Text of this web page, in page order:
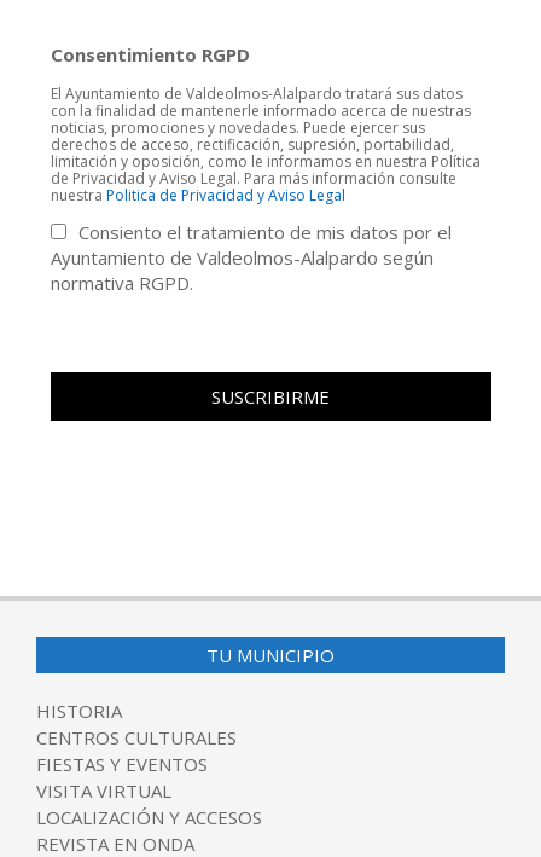
Consentimiento RGPD
El Ayuntamiento de Valdeolmos-Alalpardo tratará sus datos
con la finalidad de mantenerle informado acerca de nuestras
noticias, promociones y novedades. Puede ejercer sus
derechos de acceso, rectificación, supresión, portabilidad,
limitación y oposición, como le informamos en nuestra Política
de Privacidad y Aviso Legal. Para más información consulte
nuestra Politica de Privacidad y Aviso Legal
Consiento el tratamiento de mis datos por el
Ayuntamiento de Valdeolmos-Alalpardo según
normativa RGPD.
TU MUNICIPIO
HISTORIA
CENTROS CULTURALES
FIESTAS Y EVENTOS
VISITA VIRTUAL
LOCALIZACIÓN Y ACCESOS
REVISTA EN ONDA